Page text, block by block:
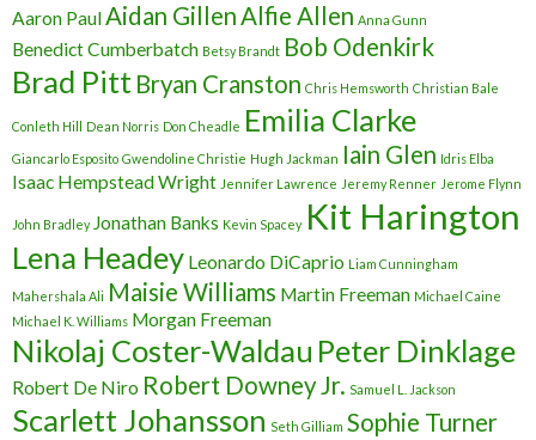
Aaron PaulAidan GillenAlfie Allen Anna Gunn
Benedict Cumberbatch Betsy Brandt Bob Odenkirk
Brad Pitt Bryan Cranston Chris Hemsworth Christian Bale
Conleth Hill Dean Norris Don Cheadle Emilia Clarke
Giancarlo Esposito Gwendoline Christie Hugh Jackman Iain Glen Idris Elba
Isaac Hempstead Wright Jennifer Lawrence Jeremy Renner Jerome Flynn
John Bradley Jonathan Banks Kevin Spacey Kit Harington
Lena Headey Leonardo DiCaprio Liam Cunningham
Mahershala Ali Maisie Williams Martin Freeman Michael Caine
Michael K. Williams Morgan Freeman
Nikolaj Coster-Waldau Peter Dinklage
Robert De Niro Robert Downey Jr. Samuel L. Jackson
Scarlett Johansson Seth Gilliam Sophie Turner